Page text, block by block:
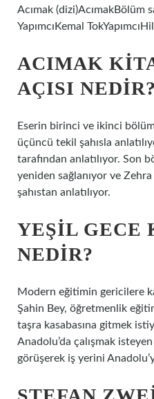
Acımak (dizi)AcımakBölüm
YapımcıKemal
ACIMAK
AÇISI NEDIR?
Eserin birinci ve ikinci
üçüncü tekil şahısla
tarafından anlatılıyor. Son
yeniden sağlanıyor ve
şahıstan anlatılıyor.
YEŞIL GECE
NEDIR?
Modern eğitimin gericilere
Şahin Bey, öğretmenlik
taşra kasabasına gitmek
Anadolu’da çalışmak
görüşerek iş yerini